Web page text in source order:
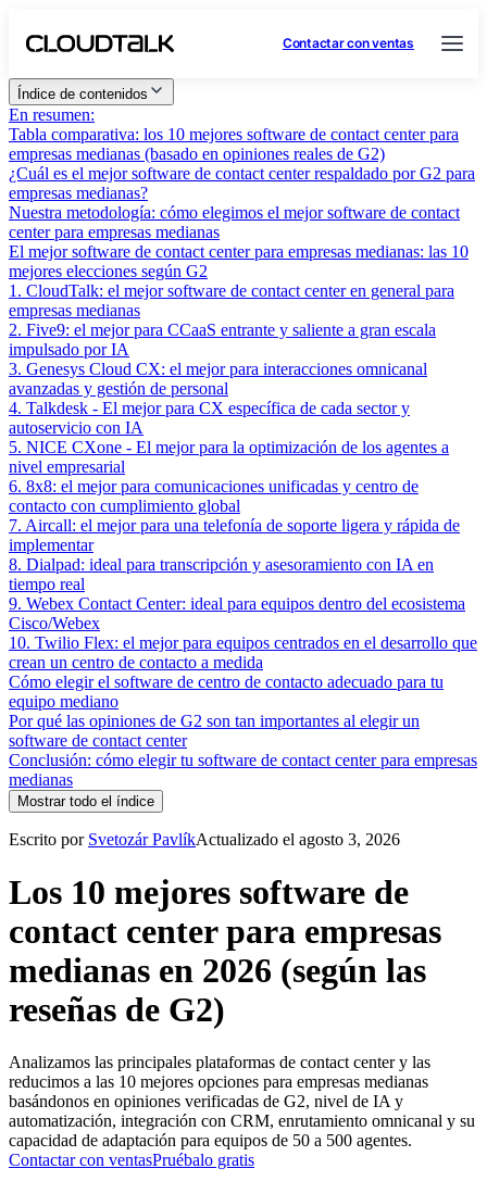
Contactar con ventas
Índice de contenidos
En resumen:
Tabla comparativa: los 10 mejores software de contact center para
empresas medianas (basado en opiniones reales de G2)
¿Cuál es el mejor software de contact center respaldado por G2 para
empresas medianas?
Nuestra metodología: cómo elegimos el mejor software de contact
center para empresas medianas
El mejor software de contact center para empresas medianas: las 10
mejores elecciones según G2
1. CloudTalk: el mejor software de contact center en general para
empresas medianas
2. Five9: el mejor para CCaaS entrante y saliente a gran escala
impulsado por IA
3. Genesys Cloud CX: el mejor para interacciones omnicanal
avanzadas y gestión de personal
4. Talkdesk - El mejor para CX específica de cada sector y
autoservicio con IA
5. NICE CXone - El mejor para la optimización de los agentes a
nivel empresarial
6. 8x8: el mejor para comunicaciones unificadas y centro de
contacto con cumplimiento global
7. Aircall: el mejor para una telefonía de soporte ligera y rápida de
implementar
8. Dialpad: ideal para transcripción y asesoramiento con IA en
tiempo real
9. Webex Contact Center: ideal para equipos dentro del ecosistema
Cisco/Webex
10. Twilio Flex: el mejor para equipos centrados en el desarrollo que
crean un centro de contacto a medida
Cómo elegir el software de centro de contacto adecuado para tu
equipo mediano
Por qué las opiniones de G2 son tan importantes al elegir un
software de contact center
Conclusión: cómo elegir tu software de contact center para empresas
medianas
Mostrar todo el índice
Escrito por Svetozár PavlíkActualizado el agosto 3, 2026
Los 10 mejores software de
contact center para empresas
medianas en 2026 (según las
reseñas de G2)
Analizamos las principales plataformas de contact center y las
reducimos a las 10 mejores opciones para empresas medianas
basándonos en opiniones verificadas de G2, nivel de IA y
automatización, integración con CRM, enrutamiento omnicanal y su
capacidad de adaptación para equipos de 50 a 500 agentes.
Contactar con ventasPruébalo gratis